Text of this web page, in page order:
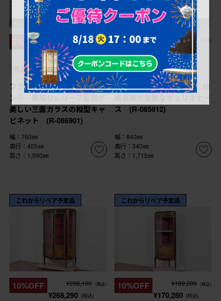
5%OFF ¥349,800 (税込)
¥332,310
商品番号 R-086901
フランスアンティーク ペイ
ント 繊細なレリーフ彫刻が
美しい三面ガラスの縦型キャ
ビネット (R-086901)
幅：760㎜
奥行：455㎜
高さ：1,990㎜
10%OFF ¥198,000 (税込)
¥178,200 (税込)
商品番号 R-085912
中古 美品 スペイン製 絵
画装飾が優雅なキュリオケー
ス (R-085912)
幅：840㎜
奥行：340㎜
高さ：1,715㎜
これからリペア予定品
10%OFF ¥298,100 (税込)
¥268,290 (税込)
これからリペア予定品
10%OFF ¥189,200 (税込)
¥170,280 (税込)